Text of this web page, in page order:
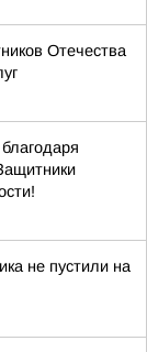
Отечества
не пустили на